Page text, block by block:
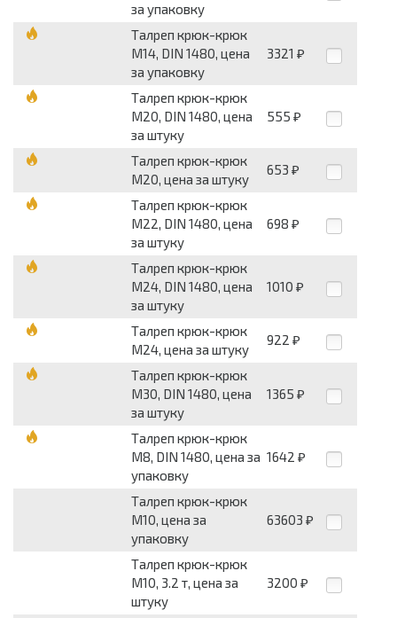
за упаковку
Талреп крюк-крюк
М14, DIN 1480, цена
за упаковку
3321 ₽
Талреп крюк-крюк
М20, DIN 1480, цена
за штуку
555 ₽
Талреп крюк-крюк
М20, цена за штуку
653 ₽
Талреп крюк-крюк
М22, DIN 1480, цена
за штуку
698 ₽
Талреп крюк-крюк
М24, DIN 1480, цена
за штуку
1010 ₽
Талреп крюк-крюк
М24, цена за штуку
922 ₽
Талреп крюк-крюк
М30, DIN 1480, цена
за штуку
1365 ₽
Талреп крюк-крюк
М8, DIN 1480, цена за
упаковку
1642 ₽
Талреп крюк-крюк
М10, цена за
упаковку
63603 ₽
Талреп крюк-крюк
М10, 3.2 т, цена за
штуку
3200 ₽